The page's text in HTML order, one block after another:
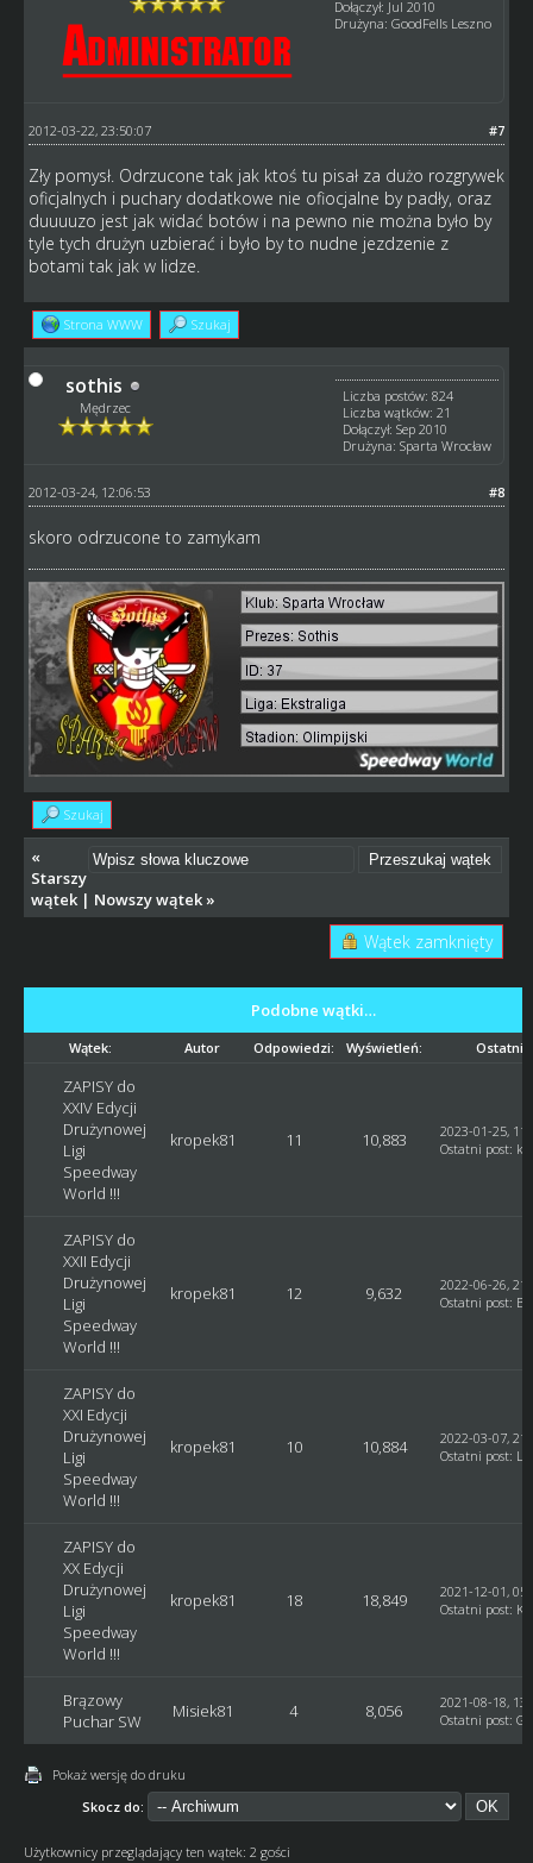
Dołączył: Jul 2010
Drużyna: GoodFells Leszno
#7
2012-03-22, 23:50:07
Zły pomysł. Odrzucone tak jak ktoś tu pisał za dużo rozgrywek
oficjalnych i puchary dodatkowe nie ofiocjalne by padły, oraz
duuuuzo jest jak widać botów i na pewno nie można było by
tyle tych drużyn uzbierać i było by to nudne jezdzenie z
botami tak jak w lidze.
Strona WWW Szukaj
sothis
Mędrzec
Liczba postów: 824
Liczba wątków: 21
Dołączył: Sep 2010
Drużyna: Sparta Wrocław
#8
2012-03-24, 12:06:53
skoro odrzucone to zamykam
Szukaj
«
Starszy
wątek| Nowszy wątek»
Wątek zamknięty
Podobne wątki…
Wątek: Autor Odpowiedzi: Wyświetleń: Ostatni
ZAPISY do
XXIV Edycji
Drużynowej
Ligi
Speedway
World !!!
kropek81 11 10,883
2023-01-25,
Ostatni post:
ZAPISY do
XXII Edycji
Drużynowej
Ligi
Speedway
World !!!
kropek81 12 9,632
2022-06-26,
Ostatni post:
ZAPISY do
XXI Edycji
Drużynowej
Ligi
Speedway
World !!!
kropek81 10 10,884
2022-03-07,
Ostatni post:
ZAPISY do
XX Edycji
Drużynowej
Ligi
Speedway
World !!!
kropek81 18 18,849
2021-12-01,
Ostatni post:
Brązowy
Puchar SW
Misiek81 4 8,056
2021-08-18,
Ostatni post:
Pokaż wersję do druku
Skocz do:
Użytkownicy przeglądający ten wątek: 2 gości